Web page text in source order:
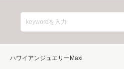
ハワイアンジュエリーMaxi